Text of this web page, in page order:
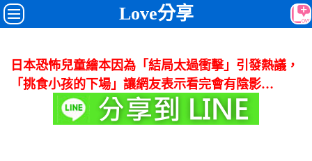
Love分享
日本恐怖兒童繪本因為「結局太過衝擊」引發熱議，
「挑食小孩的下場」讓網友表示看完會有陰影…